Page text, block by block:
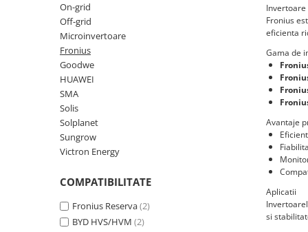
Microinvertoare
Victron Energy
Acumulatori
Fronius
eficienta
Gama de
Avantaje
Aplicatii
si
On-grid
Off-grid
Microinvertoare
Fronius
Goodwe
HUAWEI
SMA
Solis
Solplanet
Sungrow
Victron Energy
COMPATIBILITATE
Fronius Reserva(2)
BYD HVS/HVM (2)